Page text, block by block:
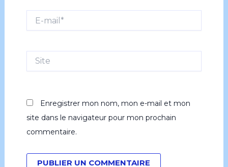
mail*
Site
Enregistrer mon nom, mon e-mail et mon
site dans le navigateur pour mon prochain
commentaire.